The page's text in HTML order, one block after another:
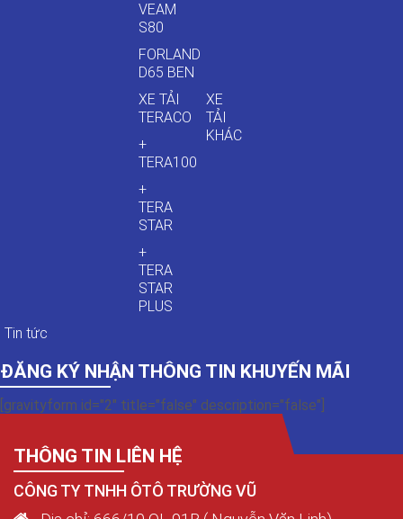
VEAM
S80
FORLAND
D65 BEN
XE TẢI
TERACO
+
TERA100
+
TERA
STAR
+
TERA
STAR
PLUS
XE
TẢI
KHÁC
Tin tức
ĐĂNG KÝ NHẬN THÔNG TIN KHUYẾN MÃI
[gravityform id="2" title="false" description="false"]
THÔNG TIN LIÊN HỆ
CÔNG TY TNHH ÔTÔ TRƯỜNG VŨ